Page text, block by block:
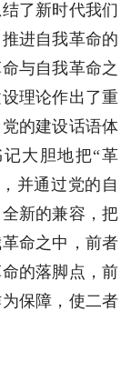
了新时代我们
进自我革命的
与自我革命之
理论作出了重
的建设话语体
大胆地把“革
并通过党的自
新的兼容，把
命之中，前者
的落脚点，前
保障，使二者